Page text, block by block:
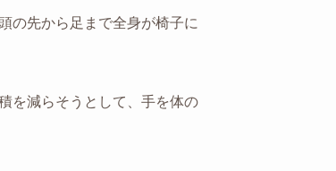
の先から足まで全身が椅子に
を減らそうとして、手を体の